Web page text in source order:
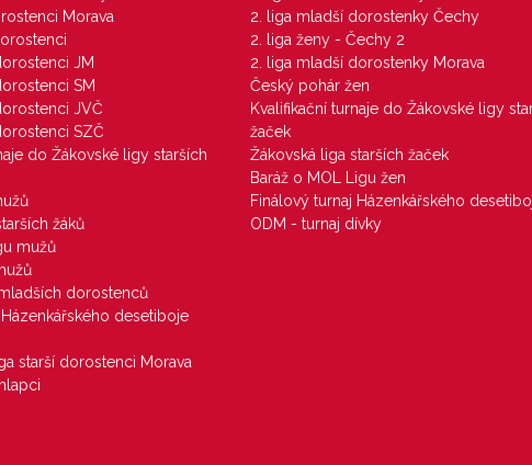
Morava
JM
SM
JVČ
SZČ
do Žákovské ligy starších
žáků
mužů
dorostenců
desetiboje
starší dorostenci Morava
2. liga mladší dorostenky Čechy
2. liga ženy - Čechy 2
2. liga mladší dorostenky Morava
Český pohár žen
Kvalifikační turnaje do Žákovské ligy
žaček
Žákovská liga starších žaček
Baráž o MOL Ligu žen
Finálový turnaj Házenkářského
ODM - turnaj dívky